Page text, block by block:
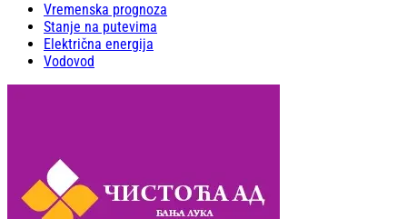
Vremenska prognoza
Stanje na putevima
Električna energija
Vodovod